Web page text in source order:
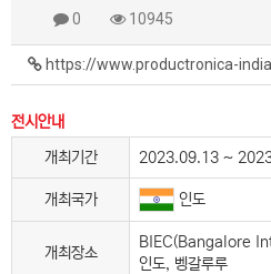
0 10945
https://www.productronica-
전시안내
개최기간
2023.09.13 ~
개최국가 인도
개최장소
BIEC(Bangalore
인도, 벵갈루루